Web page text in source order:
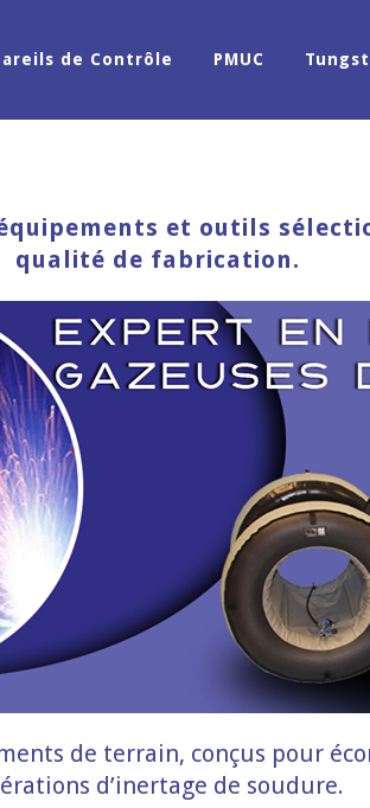
de Contrôle PMUC
et outils
qualité de fabrication.
de terrain, conçus pour
d’inertage de soudure.